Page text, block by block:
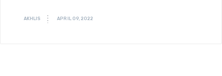
AKHLIS APRIL 09, 2022